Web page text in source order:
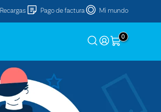
Recargas Pago de factura Mi mundo
0